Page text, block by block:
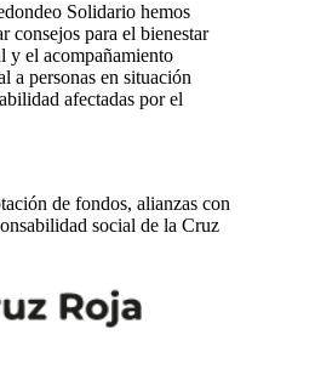
Solidario hemos
consejos para el bienestar
y el acompañamiento
a personas en situación
afectadas por el
de fondos, alianzas con
social de la Cruz